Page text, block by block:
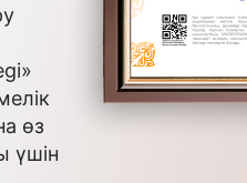
өз
үшін